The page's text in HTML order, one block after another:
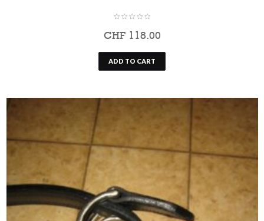
CHF118.00
ADD TO CART